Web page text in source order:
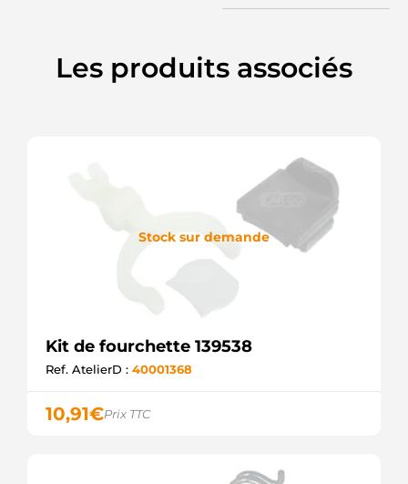
Les produits associés
Stock sur demande
Kit de fourchette 139538
Ref. AtelierD : 40001368
10,91€Prix TTC